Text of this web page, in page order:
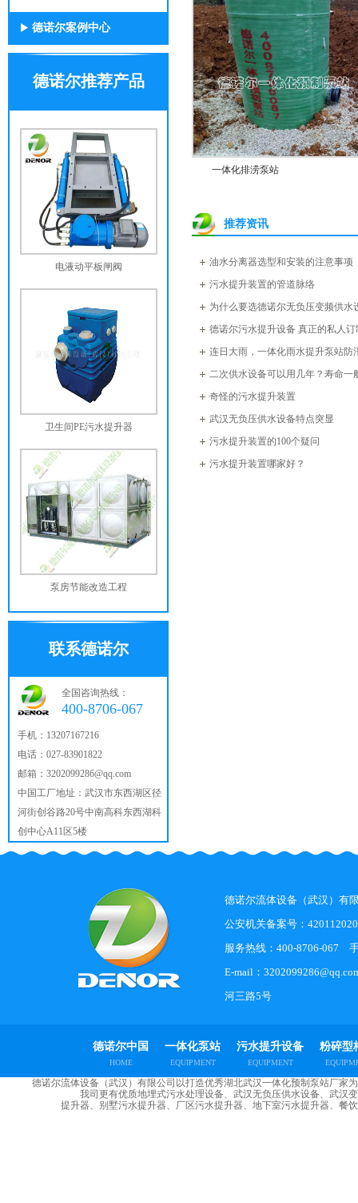
德诺尔案例中心
德诺尔推荐产品
电液动平板闸阀
卫生间PE污水提升器
泵房节能改造工程
联系德诺尔
全国咨询热线：
400-8706-067
手机：13207167216
电话：027-83901822
邮箱：3202099286@qq.com
中国工厂地址：武汉市东西湖区径
河街创谷路20号中南高科东西湖科
创中心A11区5楼
一体化排涝泵站
推荐资讯
油水分离器选型和安装的注意事项
污水提升装置的管道脉络
为什么要选德诺尔无负压变频供水
德诺尔污水提升设备 真正的私人订
连日大雨，一体化雨水提升泵站防
二次供水设备可以用几年？寿命一
奇怪的污水提升装置
武汉无负压供水设备特点突显
污水提升装置的100个疑问
污水提升装置哪家好？
德诺尔流体设备（武汉）
公安机关备案号：
服务热线：400-8706-067
E-mail：
河三路5号
德诺尔中国
HOME
一体化泵站
EQUIPMENT
污水提升设备
EQUIPMENT
粉碎型
德诺尔流体设备（武汉）有限公司以打造优秀湖北武汉一体化预制泵站厂家
我司更有优质地埋式污水处理设备、武汉无负压供水设备、武汉
提升器、别墅污水提升器、厂区污水提升器、地下室污水提升器、餐